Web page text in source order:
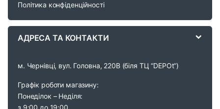
Політика конфіденційності
АДРЕСА ТА КОНТАКТИ
м. Чернівці, вул. Головна, 220В (біля ТЦ “DEPOt”)
Графік роботи магазину:
Понеділок – Неділя: